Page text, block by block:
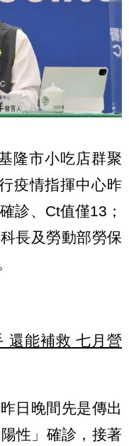
隆市小吃店群聚
疫情指揮中心昨
診、Ct值僅13；
長及勞動部勞保
還能補救 七月營
日晚間先是傳出
性」確診，接著